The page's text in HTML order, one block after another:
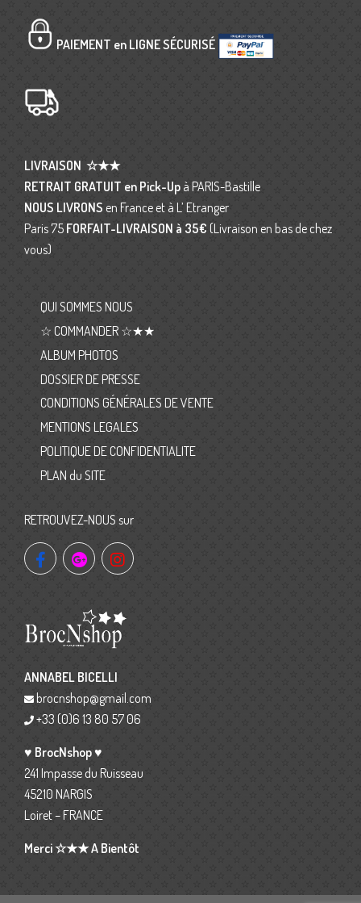
PAIEMENT en LIGNE SÉCURISÉ
LIVRAISON ☆★★
RETRAIT GRATUIT en Pick-Up à PARIS-Bastille
NOUS LIVRONS en France et à L’ Etranger
Paris 75 FORFAIT-LIVRAISON à 35€ (Livraison en bas de chez
vous)
QUI SOMMES NOUS
☆ COMMANDER ☆★★
ALBUM PHOTOS
DOSSIER DE PRESSE
CONDITIONS GÉNÉRALES DE VENTE
MENTIONS LEGALES
POLITIQUE DE CONFIDENTIALITE
PLAN du SITE
RETROUVEZ-NOUS sur
ANNABEL BICELLI
brocnshop@gmail.com
+33 (0)6 13 80 57 06
♥ BrocNshop ♥
241 Impasse du Ruisseau
45210 NARGIS
Loiret – FRANCE
Merci ☆★★ A Bientôt